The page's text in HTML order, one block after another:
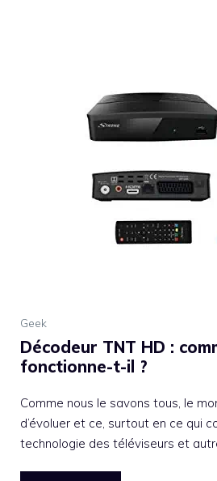
Geek
Décodeur TNT HD :
fonctionne-t-il ?
Comme nous le savons tous, le
d’évoluer et ce, surtout en ce qui
technologie des téléviseurs et